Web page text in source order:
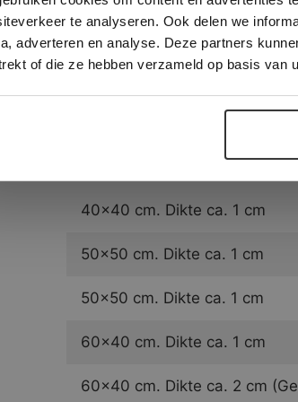
te analyseren. Ook delen we
adverteren en analyse. Deze partners
of die ze hebben verzameld op basis van
natuursteen-speciaallijm. Dit
te schotelen. Wanneer er een
tegels los komen te liggen.
Ook het voegmateriaal dat
40×40 cm. Dikte ca. 1 cm
50×50 cm. Dikte ca. 1 cm
50×50 cm. Dikte ca. 1 cm
60×40 cm. Dikte ca. 1 cm
60×40 cm. Dikte ca. 2 cm
ALLES